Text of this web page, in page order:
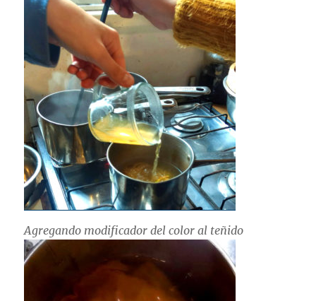
Agregando modificador del color al teñido